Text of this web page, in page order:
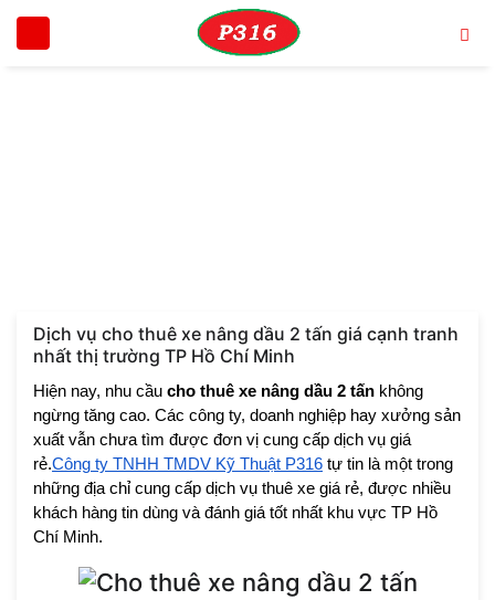
Dịch vụ cho thuê xe nâng dầu 2 tấn giá cạnh tranh
nhất thị trường TP Hồ Chí Minh
Hiện nay, nhu cầu cho thuê xe nâng dầu 2 tấn không
ngừng tăng cao. Các công ty, doanh nghiệp hay xưởng sản
xuất vẫn chưa tìm được đơn vị cung cấp dịch vụ giá
rẻ.Công ty TNHH TMDV Kỹ Thuật P316 tự tin là một trong
những địa chỉ cung cấp dịch vụ thuê xe giá rẻ, được nhiều
khách hàng tin dùng và đánh giá tốt nhất khu vực TP Hồ
Chí Minh.